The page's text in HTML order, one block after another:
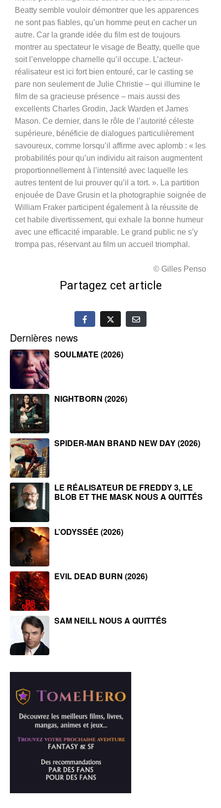
Beatty semble vouloir démontrer que les apparences
ne sont pas fiables, qu’un homme peut en cacher un
autre. Car la grande idée du film est de toujours
montrer au spectateur le visage de Beatty, quelle que
soit l’enveloppe charnelle qu’il occupe. L’acteur-
réalisateur est ici fort bien entouré, car le casting se
pare non seulement de Julie Christie – qui illumine le
film de sa gracieuse présence – mais aussi des
excellents Charles Grodin, Jack Warden et James
Mason. Ce dernier, dans le rôle de l’autorité céleste
supérieure, bénéficie de dialogues particulièrement
savoureux, comme lorsqu’il affirme avec aplomb : « les
probabilités pour qu’un individu ait raison augmentent
proportionnellement à l’intensité avec laquelle les
autres tentent de lui prouver qu’il a tort. ». La partition
enjouée de Dave Grusin et la photographie soignée de
William Fraker participent également à la réussite de
cet habile divertissement, qui exhale la bonne humeur
avec une efficacité imparable. Le grand public ne s’y
trompa pas, réservant au film un accueil triomphal.
© Gilles Penso
Partagez cet article
Dernières news
SOULMATE (2026)
NIGHTBORN (2026)
SPIDER-MAN BRAND NEW DAY (2026)
LE RÉALISATEUR DE FREDDY 3, LE
BLOB ET THE MASK NOUS A QUITTÉS
L’ODYSSÉE (2026)
EVIL DEAD BURN (2026)
SAM NEILL NOUS A QUITTÉS